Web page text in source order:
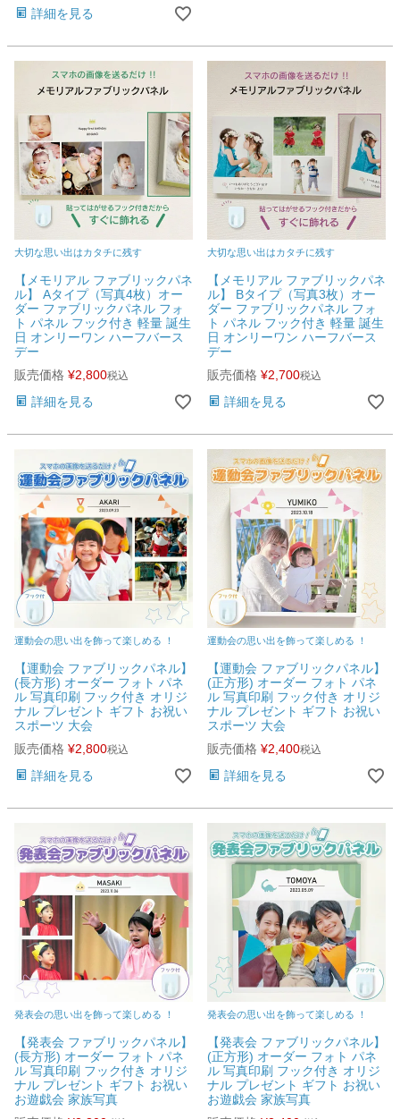
ご利用ガイド
会社概要
お問い合わせ
close
詳細を見る
大切な思い出はカタチに残す
【メモリアル ファブリックパネ
ル】 Aタイプ（写真4枚）オー
ダー ファブリックパネル フォ
ト パネル フック付き 軽量 誕生
日 オンリーワン ハーフバース
デー
販売価格 ¥2,800税込
詳細を見る
大切な思い出はカタチに残す
【メモリアル ファブリックパネ
ル】 Bタイプ（写真3枚）オー
ダー ファブリックパネル フォ
ト パネル フック付き 軽量 誕生
日 オンリーワン ハーフバース
デー
販売価格 ¥2,700税込
詳細を見る
運動会の思い出を飾って楽しめる ！
【運動会 ファブリックパネル】
(長方形) オーダー フォト パネ
ル 写真印刷 フック付き オリジ
ナル プレゼント ギフト お祝い
スポーツ 大会
販売価格 ¥2,800税込
詳細を見る
運動会の思い出を飾って楽しめる ！
【運動会 ファブリックパネル】
(正方形) オーダー フォト パネ
ル 写真印刷 フック付き オリジ
ナル プレゼント ギフト お祝い
スポーツ 大会
販売価格 ¥2,400税込
詳細を見る
発表会の思い出を飾って楽しめる ！
【発表会 ファブリックパネル】
(長方形) オーダー フォト パネ
ル 写真印刷 フック付き オリジ
ナル プレゼント ギフト お祝い
お遊戯会 家族写真
発表会の思い出を飾って楽しめる ！
【発表会 ファブリックパネル】
(正方形) オーダー フォト パネ
ル 写真印刷 フック付き オリジ
ナル プレゼント ギフト お祝い
お遊戯会 家族写真